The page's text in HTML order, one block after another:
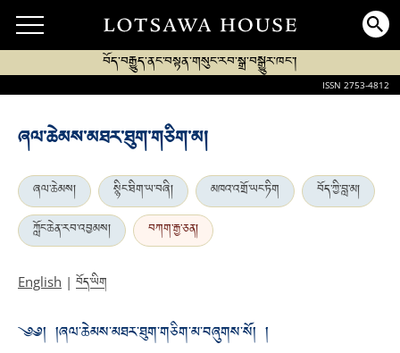
བོད་བརྒྱུད་ནང་བསྟན་གསུང་རབ་སྒྲ་བསྒྱུར་ཁང་།
ISSN 2753-4812
ཞལ་ཆེམས་མཐར་ཐུག་གཅིག་མ།
ཞལ་ཆེམས། སྙིང་ཐིག་ཡ་བཞི། མཁའ་འགྲོ་ཡང་ཏིག
བོད་ཀྱི་བླ་མ།
ཀློང་ཆེན་རབ་འབྱམས།
བཀག་རྒྱ་ཅན།
English | བོད་ཡིག
༄༅། །ཞལ་ཆེམས་མཐར་ཐུག་གཅིག་མ་བཞུགས་སོ། །